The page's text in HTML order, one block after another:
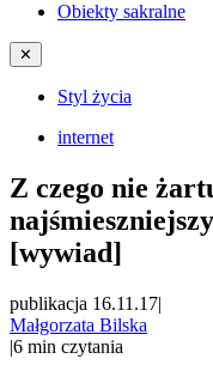
Obiekty sakralne
✕
Styl życia
internet
Z czego nie
[wywiad]
publikacja 16.11.17|
Małgorzata Bilska
|6 min czytania